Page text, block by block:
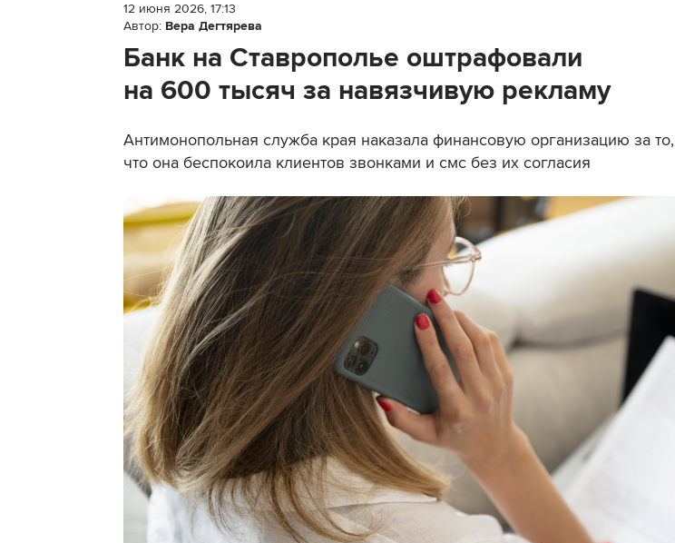
12 июня 2026, 17:13
Автор: Вера Дегтярева
Банк на Ставрополье оштрафовали
на 600 тысяч за навязчивую рекламу
Антимонопольная служба края наказала финансовую организацию за то,
что она беспокоила клиентов звонками и смс без их согласия